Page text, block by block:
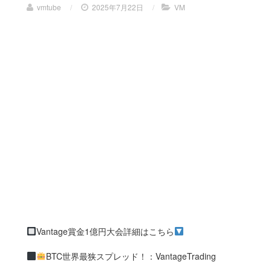
vmtube / 2025年7月22日 / VM
Vantage賞金1億円大会詳細はこちら
BTC世界最狭スプレッド！：VantageTrading